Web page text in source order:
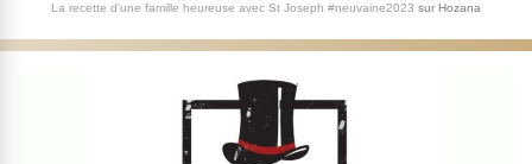
La recette d'une famille heureuse avec St Joseph #neuvaine2023 sur Hozana